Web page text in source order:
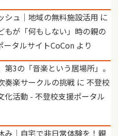
シュ｜地域の無料施設活用 に
もが「何もしない」時の親の
ータルサイトCoCon より
3の「音楽という居場所」。
奏楽サークルの挑戦 に 不登校
化活動 - 不登校支援ポータル
み｜自宅で非日常体験を！親